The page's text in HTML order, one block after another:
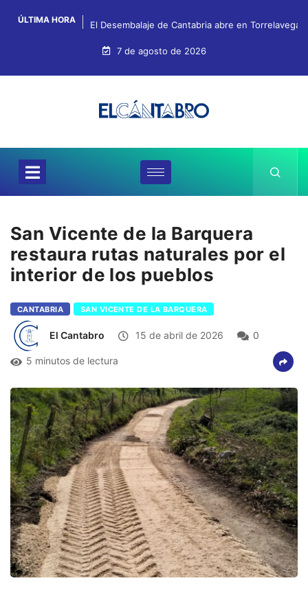
ÚLTIMA HORA El Desembalaje de Cantabria abre en
7 de agosto de 2026
San Vicente de la Barquera
restaura rutas naturales por el
interior de los pueblos
CANTABRIA SAN VICENTE DE LA BARQUERA
El Cantabro 15 de abril de 2026 0
5 minutos de lectura